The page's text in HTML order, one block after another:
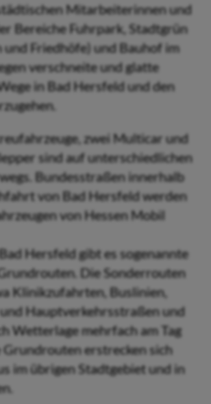
Mitarbeiterinnen und
Bereiche Fuhrpark, Stadtgrün
und Friedhöfe) und Bauhof im
verschneite und glatte
in Bad Hersfeld und den
zwei Multicar und
sind auf unterschiedlichen
Bundesstraßen innerhalb
von Bad Hersfeld werden
von Hessen Mobil
Hersfeld gibt es sogenannte
Die Sonderrouten
Klinikzufahrten, Buslinien,
Hauptverkehrsstraßen und
Wetterlage mehrfach am Tag
Grundrouten erstrecken sich
im übrigen Stadtgebiet und in